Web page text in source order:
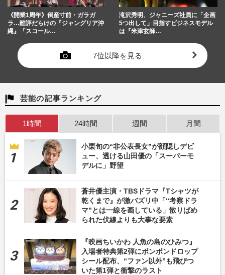
《開業1周年》倒産寸前・ガラガ
ラ…酷評だらけの『ジャングリア沖
縄』「スコール…
滝沢秀明、ジャニーズ社員に「企画
5つ出して」目指すビジネスモデル
は『米津玄師…
7位以降を見る
芸能の記事ランキング
1時間 24時間 週間 月間
小栗旬の“非公表長女”が顔隠しデビ
ュー、透ける山田優の「スーパーモ
デルに」野望
蒼井優主演・TBSドラマ『Tシャツが
乾くまで』が激バズリ中「“考察ドラ
マ”とは一線を画している」散りばめ
られた伏線よりも大事な要素
『映画ちいかわ 人魚の島のひみつ』
入場者特典第2弾にボンボンドロップ
シール配布、“ファン以外”も飛びつ
いた第1弾と衝撃のラスト